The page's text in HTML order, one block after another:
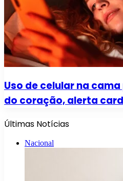
Uso de celular na
do coração, alerta
Últimas Notícias
Nacional